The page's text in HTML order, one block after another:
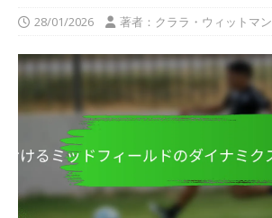
28/01/2026 著者：クララ・ウィットマン